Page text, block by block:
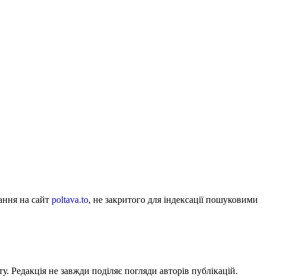
на сайт poltava.to, не закритого для індексації пошуковими
Редакція не завжди поділяє погляди авторів публікацій.